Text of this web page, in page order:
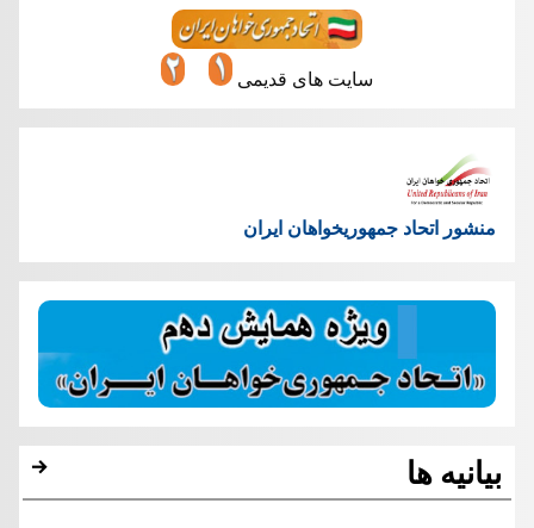
سایت های قدیمی
منشور اتحاد جمهوریخواهان ایران
بیانیه ها